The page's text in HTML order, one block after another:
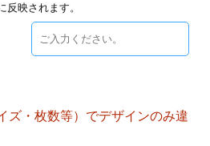
土
12
映されます。
ズ・枚数等）でデザインのみ違